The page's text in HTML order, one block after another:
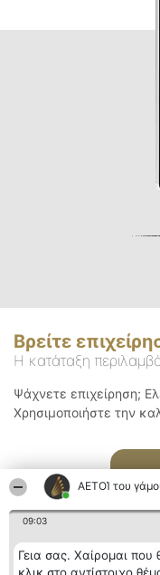
ΑΕΤΟΊ του
09:03
Γεια σας. Χαίρομαι
Βρείτε
Η κατάταξη
Ψάχνετε επιχείρηση;
Χρησιμοποιήστε την